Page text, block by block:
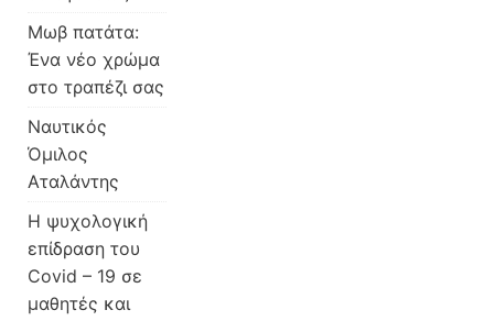
Μωβ πατάτα:
Ένα νέο χρώμα
στο τραπέζι σας
Ναυτικός
Όμιλος
Αταλάντης
Η ψυχολογική
επίδραση του
Covid – 19 σε
μαθητές και